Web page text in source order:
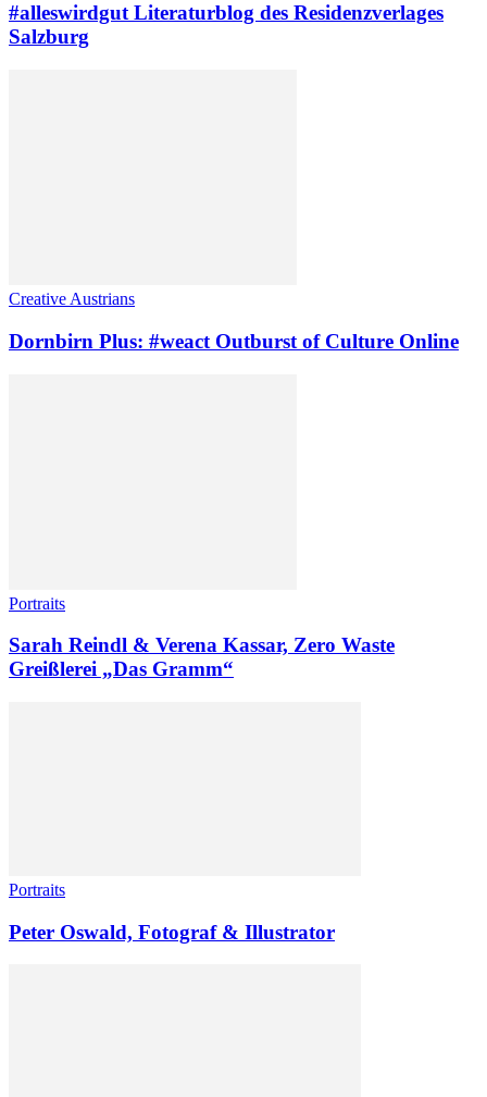
#alleswirdgut Literaturblog des Residenzverlages
Salzburg
Creative Austrians
Dornbirn Plus: #weact Outburst of Culture Online
Portraits
Sarah Reindl & Verena Kassar, Zero Waste
Greißlerei „Das Gramm“
Portraits
Peter Oswald, Fotograf & Illustrator